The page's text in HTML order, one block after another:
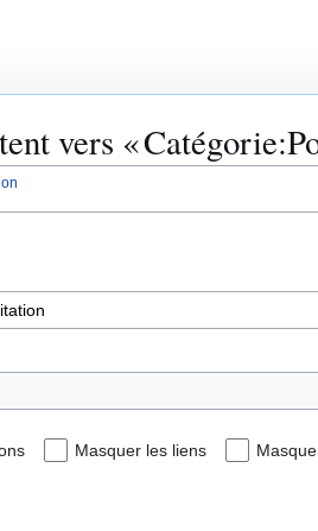
vers «
Masquer les liens